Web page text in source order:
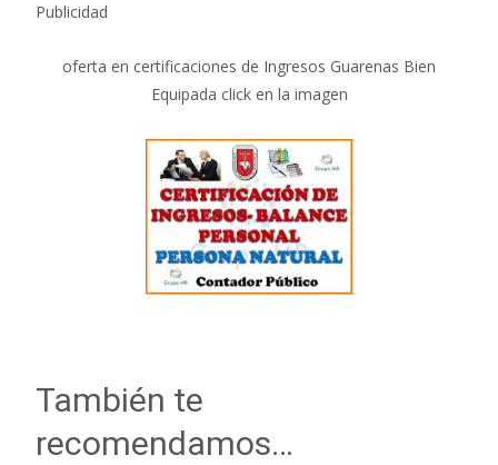
Publicidad
oferta en certificaciones de Ingresos Guarenas Bien
Equipada click en la imagen
También te
recomendamos…